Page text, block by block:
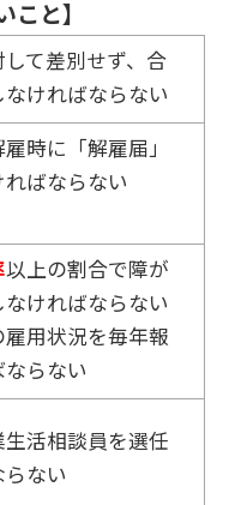
こと】
て差別せず、合
ければならない
時に「解雇届」
ばならない
以上の割合で障が
ければならない
雇用状況を毎年報
らない
生活相談員を選任
らない